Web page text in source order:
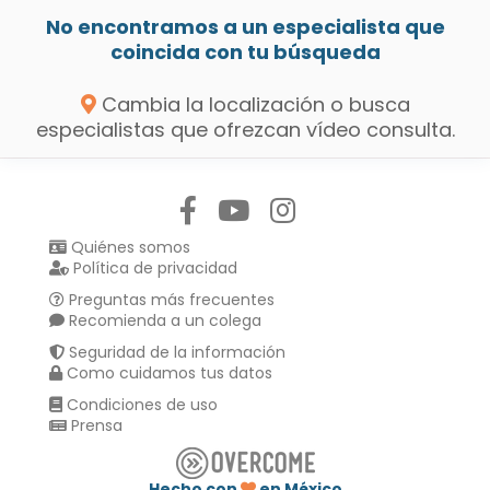
No encontramos a un especialista que
coincida con tu búsqueda
Cambia la localización o busca
especialistas que ofrezcan vídeo consulta.
Quiénes somos
Política de privacidad
Preguntas más frecuentes
Recomienda a un colega
Seguridad de la información
Como cuidamos tus datos
Condiciones de uso
Prensa